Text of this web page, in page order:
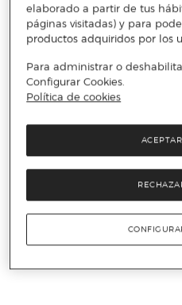
elaborado a partir de tus
páginas visitadas) y para
productos adquiridos por los
Para administrar o
Configurar Cookies.
Política de cookies